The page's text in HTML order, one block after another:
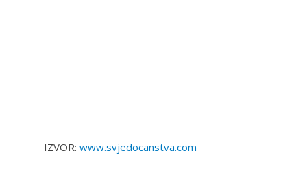
IZVOR: www.svjedocanstva.com